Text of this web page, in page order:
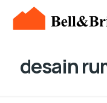
desain